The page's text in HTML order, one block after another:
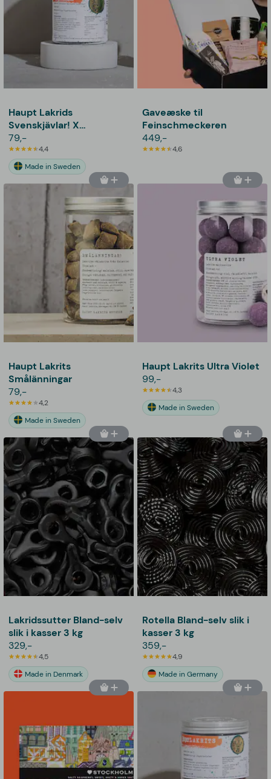
Haupt Lakrids
Svenskjävlar! X
Jägermeister
79,-
4,4
Made in Sweden
Gaveæske til
Feinschmeckeren
449,-
4,6
Haupt Lakrits
Smålänningar​
79,-
4,2
Made in Sweden
Haupt Lakrits Ultra Violet
99,-
4,3
Made in Sweden
Lakridssutter Bland-selv
slik i kasser 3 kg
329,-
4,5
Made in Denmark
Rotella Bland-selv slik i
kasser 3 kg
359,-
4,9
Made in Germany